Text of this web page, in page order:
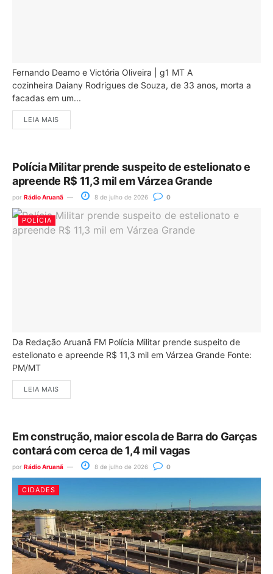
Fernando Deamo e Victória Oliveira | g1 MT A
cozinheira Daiany Rodrigues de Souza, de 33 anos, morta a
facadas em um...
LEIA MAIS
Polícia Militar prende suspeito de estelionato e
apreende R$ 11,3 mil em Várzea Grande
por Rádio Aruanã 8 de julho de 2026 0
POLÍCIA
Da Redação Aruanã FM Polícia Militar prende suspeito de
estelionato e apreende R$ 11,3 mil em Várzea Grande Fonte:
PM/MT
LEIA MAIS
Em construção, maior escola de Barra do Garças
contará com cerca de 1,4 mil vagas
por Rádio Aruanã 8 de julho de 2026 0
CIDADES